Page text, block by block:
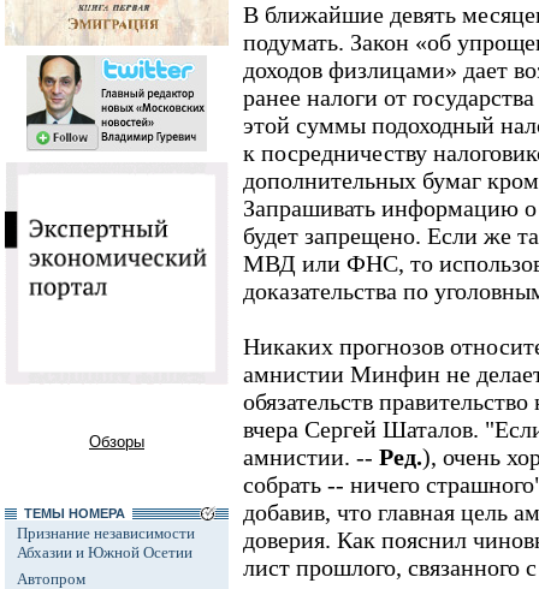
Обзоры
ТЕМЫ НОМЕРА
Признание независимости
Абхазии и Южной Осетии
Автопром
В ближайшие девять
подумать. Закон «об
доходов физлицами» дает
ранее налоги от
этой суммы подоходный
к посредничеству
дополнительных бумаг
Запрашивать информацию
будет запрещено. Если же
МВД или ФНС, то
доказательства по
Никаких прогнозов
амнистии Минфин не
обязательств
вчера Сергей Шаталов.
амнистии. -- Ред.), очень
собрать -- ничего
добавив, что главная цель
доверия. Как пояснил
лист прошлого, связанного